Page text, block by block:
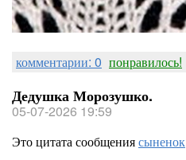
комментарии: 0 понравилось!
Дедушка Морозушко.
05-07-2026 19:59
Это цитата сообщениясыненок